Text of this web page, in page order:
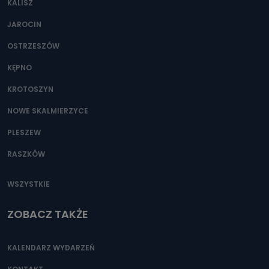
Można to zrobić pod numerem telefonu 62 735-51-05 lub
KALISZ
JAROCIN
OSTRZESZÓW
KĘPNO
KROTOSZYN
NOWE SKALMIERZYCE
PLESZEW
RASZKÓW
WSZYSTKIE
ZOBACZ TAKŻE
KALENDARZ WYDARZEŃ